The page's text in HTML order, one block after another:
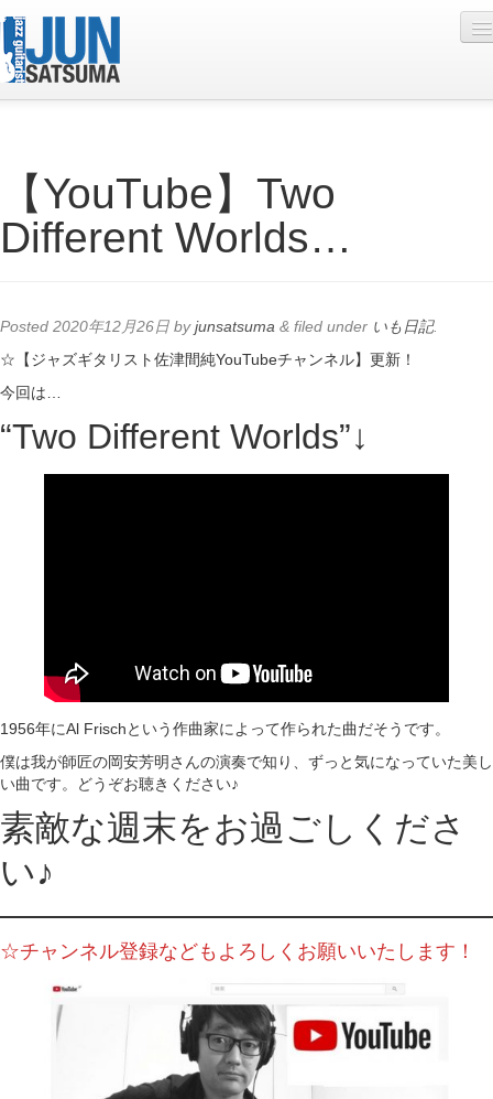
Live Schedule
Discography
Contact
YouTube
Online Lesson
【YouTube】Two
Different Worlds…
Posted 2020年12月26日 byjunsatsuma & filed under いも日記.
☆【ジャズギタリスト佐津間純YouTubeチャンネル】更新！
今回は…
“Two Different Worlds”↓
1956年にAl Frischという作曲家によって作られた曲だそうです。
僕は我が師匠の岡安芳明さんの演奏で知り、ずっと気になっていた美し
い曲です。どうぞお聴きください♪
素敵な週末をお過ごしくださ
い♪
☆チャンネル登録などもよろしくお願いいたします！